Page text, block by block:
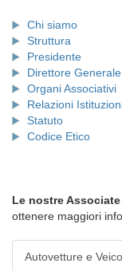
Chi siamo
Struttura
Presidente
Direttore Generale
Organi Associativi
Relazioni
Statuto
Codice Etico
Le nostre
ottenere maggiori
Autovetture e